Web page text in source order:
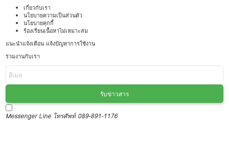
เกี่ยวกับเรา
นโยบายความเป็นส่วนตัว
นโยบายคุกกี้
ร้องเรียนเนื้อหาไม่เหมาะสม
แนะนำแจ้งเตือน แจ้งปัญหาการใช้งาน
ร่วมงานกับเรา
รับข่าวสาร
Messenger Line โทรศัพท์ 089-891-1176